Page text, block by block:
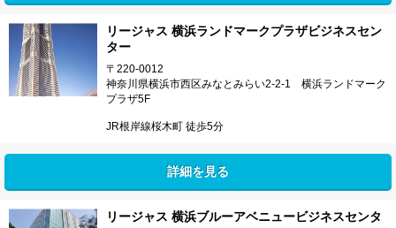
リージャス 横浜ランドマークプラザビジネスセン
ター
〒220-0012
神奈川県横浜市西区みなとみらい2-2-1 横浜ランドマーク
プラザ5F
JR根岸線桜木町 徒歩5分
詳細を見る
リージャス 横浜ブルーアベニュービジネスセンタ